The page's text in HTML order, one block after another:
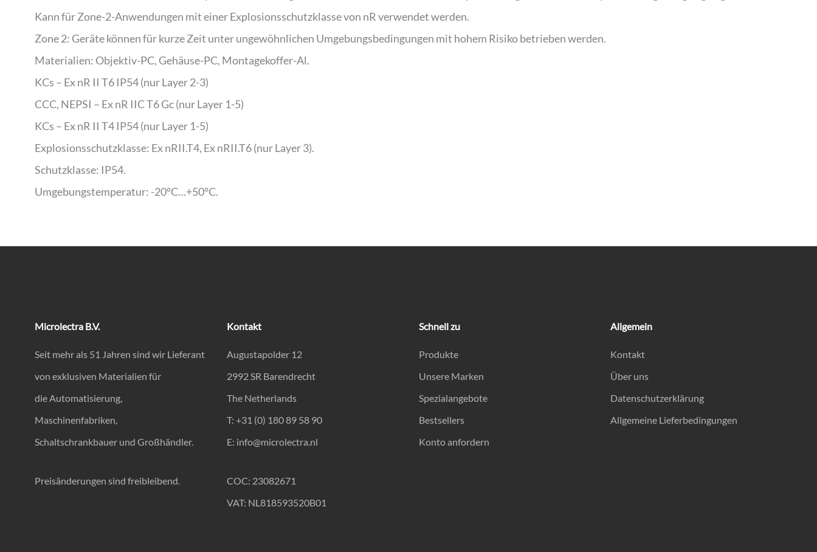
Kann für Zone-2-Anwendungen mit einer Explosionsschutzklasse von nR verwendet werden.
Zone 2: Geräte können für kurze Zeit unter ungewöhnlichen Umgebungsbedingungen mit hohem Risiko betrieben werden.
Materialien: Objektiv-PC, Gehäuse-PC, Montagekoffer-Al.
KCs – Ex nR II T6 IP54 (nur Layer 2-3)
CCC, NEPSI – Ex nR IIC T6 Gc (nur Layer 1-5)
KCs – Ex nR II T4 IP54 (nur Layer 1-5)
Explosionsschutzklasse: Ex nRII.T4, Ex nRII.T6 (nur Layer 3).
Schutzklasse: IP54.
Umgebungstemperatur: -20°C…+50°C.
Microlectra B.V.
Seit mehr als 51 Jahren sind wir Lieferant
von exklusiven Materialien für
die Automatisierung,
Maschinenfabriken,
Schaltschrankbauer und Großhändler.
Preisänderungen sind freibleibend.
Kontakt
Augustapolder 12
2992 SR Barendrecht
The Netherlands
T: +31 (0) 180 89 58 90
E: info@microlectra.nl
COC: 23082671
VAT: NL818593520B01
Schnell zu
Produkte
Unsere Marken
Spezialangebote
Bestsellers
Konto anfordern
Allgemein
Kontakt
Über uns
Datenschutzerklärung
Allgemeine Lieferbedingungen